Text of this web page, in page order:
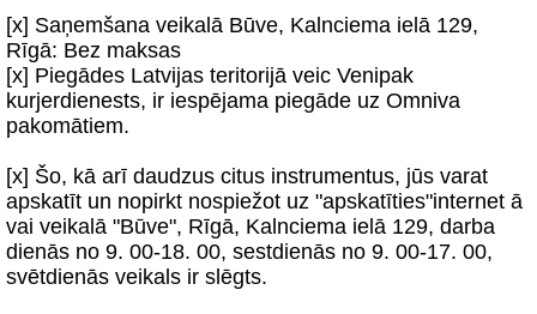
[x] Saņemšana veikalā Būve, Kalnciema ielā 129,
Rīgā: Bez maksas
[x] Piegādes Latvijas teritorijā veic Venipak
kurjerdienests, ir iespējama piegāde uz Omniva
pakomātiem.
[x] Šo, kā arī daudzus citus instrumentus, jūs varat
apskatīt un nopirkt nospiežot uz "apskatīties"internet ā
vai veikalā "Būve", Rīgā, Kalnciema ielā 129, darba
dienās no 9. 00-18. 00, sestdienās no 9. 00-17. 00,
svētdienās veikals ir slēgts.